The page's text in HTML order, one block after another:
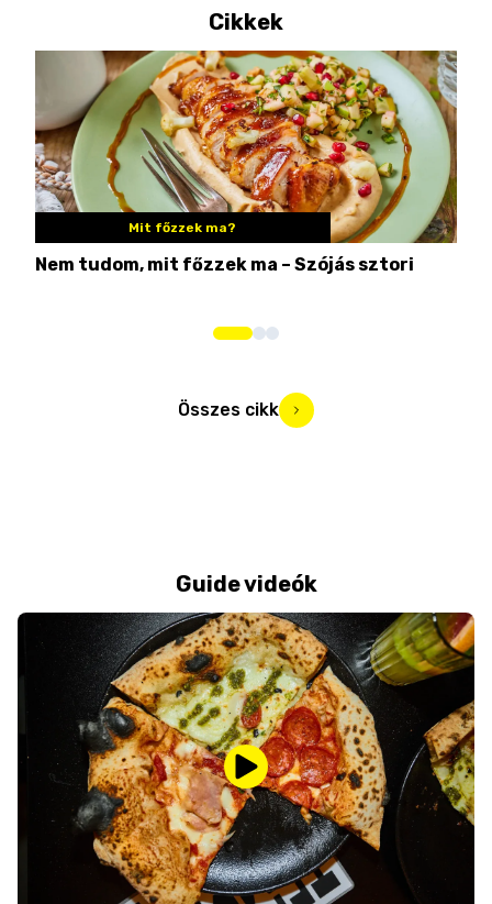
Cikkek
Mit főzzek ma?
Nem tudom, mit főzzek ma – Szójás sztori
Összes cikk
Guide videók